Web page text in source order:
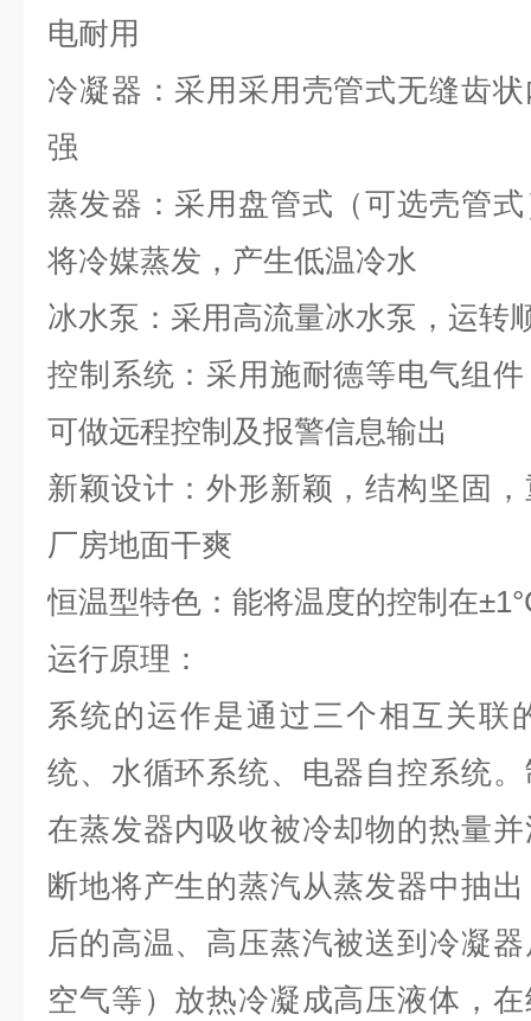
电耐用
冷凝器：采用采用壳管式无缝齿
强
蒸发器：采用盘管式（可选壳管
将冷媒蒸发，产生低温冷水
冰水泵：采用高流量冰水泵，运转
控制系统：采用施耐德等电气组
可做远程控制及报警信息输出
新颖设计：外形新颖，结构坚固
厂房地面干爽
恒温型特色：能将温度的控制在
运行原理：
系统的运作是通过三个相互关联
统、水循环系统、电器自控系统
在蒸发器内吸收被冷却物的热量
断地将产生的蒸汽从蒸发器中抽
后的高温、高压蒸汽被送到冷凝
空气等）放热冷凝成高压液体，